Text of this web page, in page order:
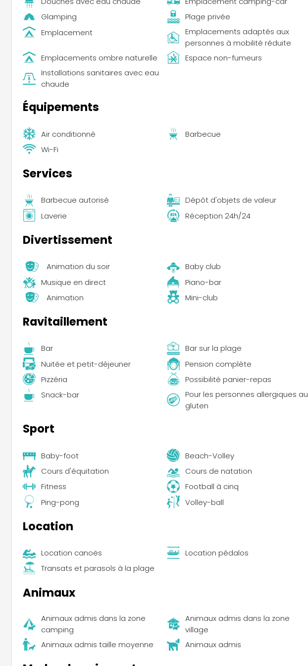
Glamping
Plage privée
Emplacement
Emplacements adaptés aux
personnes à mobilité réduite
Emplacements ombre naturelle Espace non-fumeurs
Installations sanitaires avec eau
chaude
Équipements
Air conditionné Barbecue
Wi-Fi
Services
Barbecue autorisé Dépôt d'objets de valeur
Laverie
Réception 24h/24
Divertissement
Animation du soir Baby club
Musique en direct
Piano-bar
Animation
Mini-club
Ravitaillement
Bar Bar sur la plage
Nuitée et petit-déjeuner
Pension complète
Pizzéria
Possibilité panier-repas
Snack-bar
Pour les personnes allergiques au
gluten
Sport
Baby-foot Beach-Volley
Cours d'équitation
Cours de natation
Fitness
Football à cinq
Ping-pong
Volley-ball
Location
Location canoës Location pédalos
Transats et parasols à la plage
Animaux
Animaux admis dans la zone
camping
Animaux admis dans la zone
village
Animaux admis taille moyenne Animaux admis